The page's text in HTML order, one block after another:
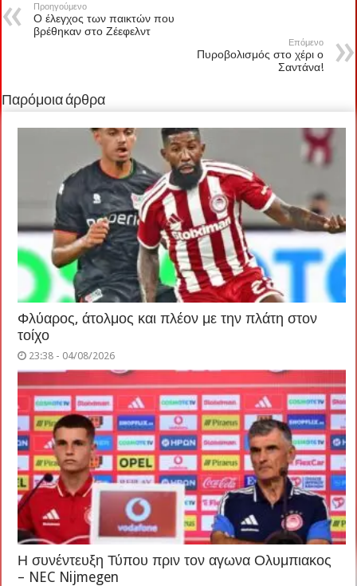
Προηγούμενο
Ο έλεγχος των παικτών που
βρέθηκαν στο Ζέεφελντ
Επόμενο
Πυροβολισμός στο χέρι ο
Σαντάνα!
Παρόμοια άρθρα
Φλύαρος, άτολμος και πλέον με την πλάτη στον
τοίχο
23:38 - 04/08/2026
Η συνέντευξη Τύπου πριν τον αγωνα Ολυμπιακος
– NEC Nijmegen